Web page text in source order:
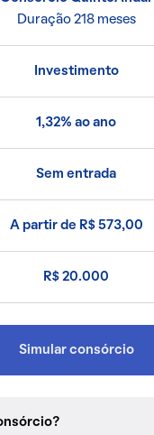
Duração 218 meses
Investimento
1,32% ao ano
Sem entrada
A partir de R$ 573,00
R$ 20.000
Simular consórcio